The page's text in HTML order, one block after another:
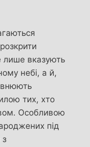
лише вказують
небі, а й,
тих, хто
Особливою
під
з